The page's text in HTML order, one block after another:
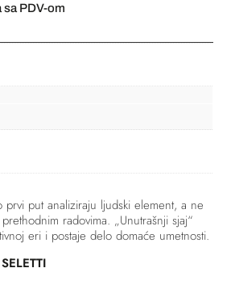
sa PDV-om
prvi put analiziraju ljudski element, a ne
radovima. „Unutrašnji sjaj“
eri i postaje delo domaće umetnosti.
SELETTI